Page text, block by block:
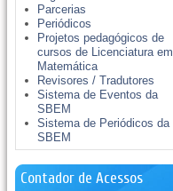
Parcerias
Periódicos
Projetos pedagógicos de
cursos de Licenciatura em
Matemática
Revisores / Tradutores
Sistema de Eventos da
SBEM
Sistema de Periódicos da
SBEM
Contador de Acessos